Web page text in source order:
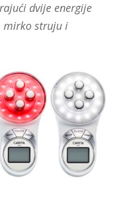
dvije energije
mirko struju i